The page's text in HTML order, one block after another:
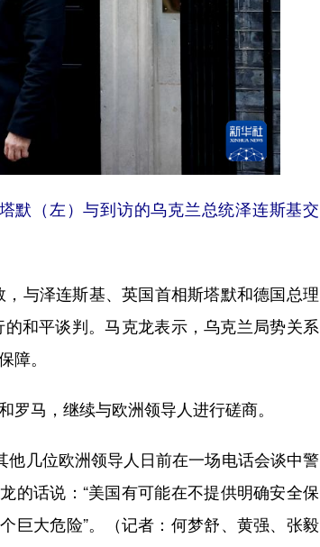
默（左）与到访的乌克兰总统泽连斯基交
与泽连斯基、英国首相斯塔默和德国总理
和平谈判。马克龙表示，乌克兰局势关系
障。
马，继续与欧洲领导人进行磋商。
几位欧洲领导人日前在一场电话会谈中警
的话说：“美国有可能在不提供明确安全保
巨大危险”。（记者：何梦舒、黄强、张毅